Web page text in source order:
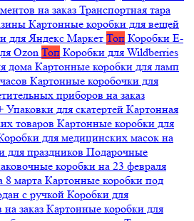
на заказ Транспортная тара
Картонные коробки для вещей
для Яндекс Маркет Топ Коробки E-
Ozon Топ Коробки для Wildberries
дома Картонные коробки для ламп
Картонные коробочки для
приборов на заказ
Упаковки для скатертей Картонная
товаров Картонные коробки для
для медицинских масок на
для праздников Подарочные
коробки на 23 февраля
8 марта Картонные коробки под
с ручкой Коробки для
заказ Картонные коробки для